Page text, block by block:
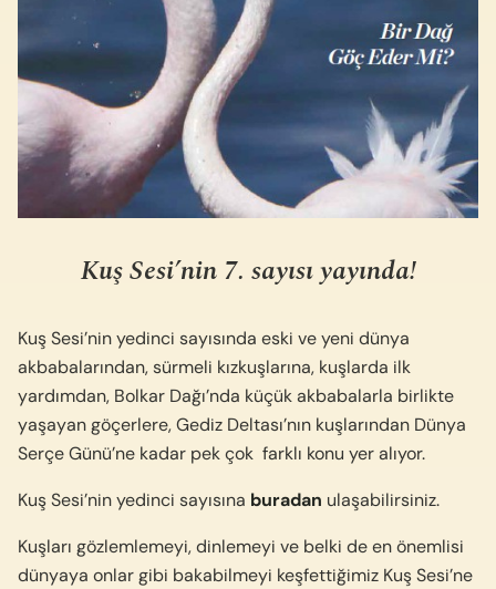
Kuş Sesi’nin 7. sayısı yayında!
Kuş Sesi’nin yedinci sayısında eski ve yeni dünya
akbabalarından, sürmeli kızkuşlarına, kuşlarda ilk
yardımdan, Bolkar Dağı’nda küçük akbabalarla birlikte
yaşayan göçerlere, Gediz Deltası’nın kuşlarından Dünya
Serçe Günü’ne kadar pek çok farklı konu yer alıyor.
Kuş Sesi’nin yedinci sayısına buradan ulaşabilirsiniz.
Kuşları gözlemlemeyi, dinlemeyi ve belki de en önemlisi
dünyaya onlar gibi bakabilmeyi keşfettiğimiz Kuş Sesi’ne